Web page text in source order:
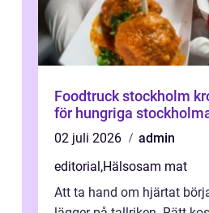
Foodtruck stockholm krogmat på hjul
för hungriga
02 juli 2026
admin
editorial ,Hälsosam mat
Att ta hand om hjärtat